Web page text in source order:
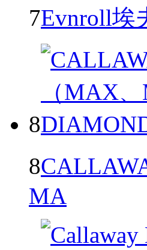
7Evnroll埃
8
8
MA